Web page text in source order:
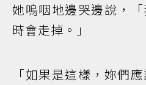
她嗚咽地邊哭邊說，
時會走掉。」
「如果是這樣，妳們